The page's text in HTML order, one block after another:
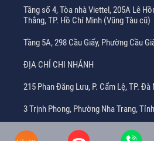
Tầng số 4, Tòa nhà Viettel, 205A Lê
Thắng, TP. Hồ Chí Minh (Vũng Tàu cũ)
Tầng 5A, 298 Cầu Giấy, Phường Cầu
ĐỊA CHỈ CHI NHÁNH
215 Phan Đăng Lưu, P. Cẩm Lệ, TP.
3 Trịnh Phong, Phường Nha Trang,